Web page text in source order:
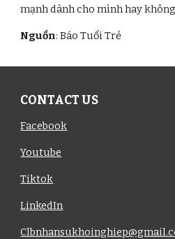
mạnh dành cho mình hay
Nguồn: Báo Tuổi Trẻ
CONTACT US
Facebook
Youtube
Tiktok
LinkedIn